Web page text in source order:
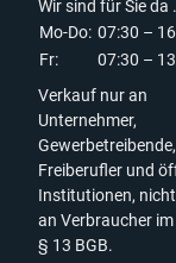
Wir sind für Sie da
Mo-Do: 07:30 –
Fr:
07:30 –
Verkauf nur an
Unternehmer,
Gewerbetreibende,
Freiberufler und
Institutionen,
an Verbraucher im
§ 13 BGB.